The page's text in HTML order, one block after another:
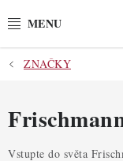
na
POTŘEBY
POMŮCKY
SUROVINY
ZNAČKY
Vstupte do světa